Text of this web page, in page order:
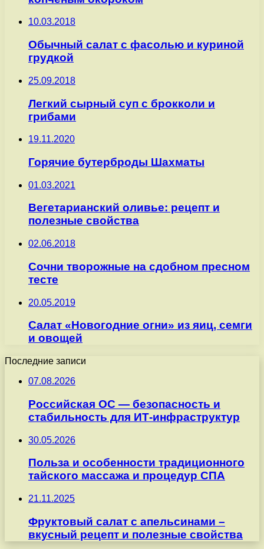
10.03.2018
Обычный салат с фасолью и куриной
грудкой
25.09.2018
Легкий сырный суп с брокколи и
грибами
19.11.2020
Горячие бутерброды Шахматы
01.03.2021
Вегетарианский оливье: рецепт и
полезные свойства
02.06.2018
Сочни творожные на сдобном пресном
тесте
20.05.2019
Салат «Новогодние огни» из яиц, семги
и овощей
Последние записи
07.08.2026
Российская ОС — безопасность и
стабильность для ИТ-инфраструктур
30.05.2026
Польза и особенности традиционного
тайского массажа и процедур СПА
21.11.2025
Фруктовый салат с апельсинами –
вкусный рецепт и полезные свойства